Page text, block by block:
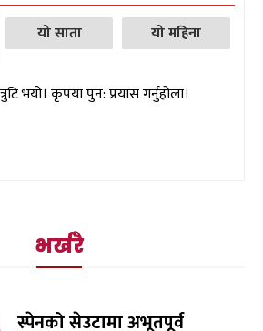
यो साता यो महिना
भयो। कृपया पुन: प्रयास गर्नुहोला।
भर्खरै
स्पेनको सेउटामा अभूतपूर्व